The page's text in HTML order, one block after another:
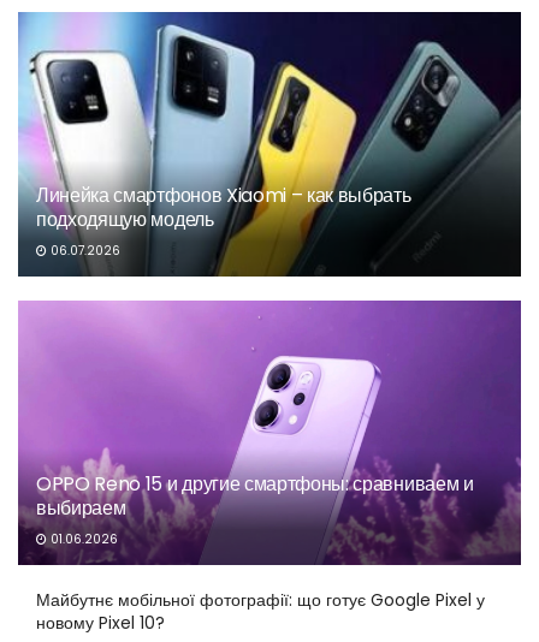
Линейка смартфонов Xiaomi – как выбрать
подходящую модель
06.07.2026
OPPO Reno 15 и другие смартфоны: сравниваем и
выбираем
01.06.2026
Майбутнє мобільної фотографії: що готує Google Pixel у
новому Pixel 10?